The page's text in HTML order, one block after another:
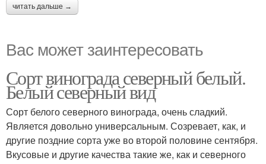
читать дальше →
Вас может заинтересовать
Сорт винограда северный белый.
Белый северный вид
Сорт белого северного винограда, очень сладкий.
Является довольно универсальным. Созревает, как, и
другие поздние сорта уже во второй половине сентября.
Вкусовые и другие качества такие же, как и северного